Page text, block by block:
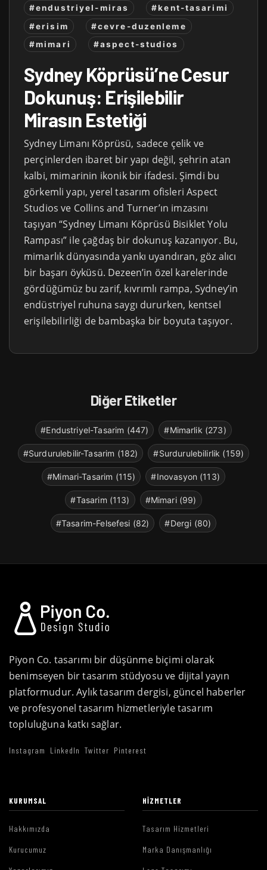
#endustriyel-miras
#kent-tasarimi
#erisim
#cevre-duzenleme
#mimari
#aspect-studios
Sydney Köprüsü’ne Cesur
Dokunuş: Erişilebilir
Mirasın Estetiği
Sydney Limanı Köprüsü, sadece çelik ve
perçinlerden ibaret bir yapı değil, şehrin atan
kalbi, mimarinin ikonik bir ifadesi. Şimdi bu
görkemli yapı, yerel tasarım ofisleri Aspect
Studios ve Collins and Turner’ın imzasını
taşıyan “Sydney Limanı Köprüsü Bisiklet Yolu
Rampası” ile çağdaş bir dokunuş kazanıyor. Bu,
mimarlık dünyasında yankı uyandıran, göz alıcı
bir başarı öyküsü. Dezeen’in özel karelerinde
gördüğümüz bu zarif, kıvrımlı rampa, Sydney’in
endüstriyel ruhuna saygı dururken, kentsel
erişilebilirliği de bambaşka bir boyuta taşıyor.
Diğer Etiketler
#Endustriyel-Tasarim (447) #Mimarlik (273)
#Surdurulebilir-Tasarim (182) #Surdurulebilirlik (159)
#Mimari-Tasarim (115) #Inovasyon (113)
#Tasarim (113) #Mimari (99)
#Tasarim-Felsefesi (82) #Dergi (80)
Piyon Co. tasarımı bir düşünme biçimi olarak
benimseyen bir tasarım stüdyosu ve dijital yayın
platformudur. Aylık tasarım dergisi, güncel haberler
ve profesyonel tasarım hizmetleriyle tasarım
topluluğuna katkı sağlar.
Instagram LinkedIn Twitter Pinterest
KURUMSAL
Hakkımızda
Kurucumuz
HIZMETLER
Tasarım Hizmetleri
Marka Danışmanlığı